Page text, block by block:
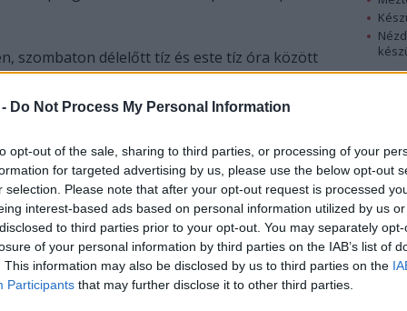
Do Not Process My Personal Information
opt-out of the sale, sharing to third parties, or processing of your
for targeted advertising by us, please use the below opt-out
selection. Please note that after your opt-out request is processed
interest-based ads based on personal information utilized by us
to third parties prior to your opt-out. You may separately
of your personal information by third parties on the IAB’s list of
This information may also be disclosed by us to third parties on the
Participants that may further disclose it to other third parties.
szombaton délelőtt tíz és este tíz óra között
megszervezett szabadtéri
a Madách téren; a kocsikkal zsúfolt
teret hoznak létre, ahol két színpadon
korosztály számára. A szervezők szándéka
élhetőbbé tételére, a közösségi terek
polgárok érdeklődését a kerület kulturális
Örkény Színház munkájáról, a jövő évad
(Garamvári Gábor)